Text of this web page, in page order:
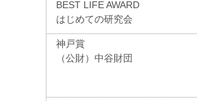
BEST LIFE AWARD
はじめての研究会
神戸賞
（公財）中谷財団